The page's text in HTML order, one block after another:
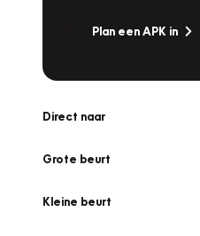
Plan een APK in
Direct naar
Grote beurt
Kleine beurt